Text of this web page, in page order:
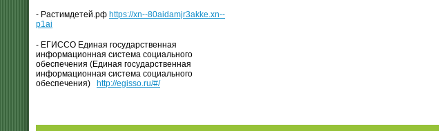
- Растимдетей.рф https://xn--80aidamjr3akke.xn--
p1ai
- ЕГИССО Единая государственная
информационная система социального
обеспечения (Единая государственная
информационная система социального
обеспечения) http://egisso.ru/#/